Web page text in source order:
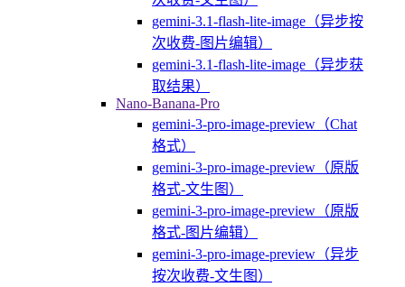
gemini-3.1-flash-lite-image（异步按
次收费-图片编辑）
gemini-3.1-flash-lite-image（异步获
取结果）
Nano-Banana-Pro
gemini-3-pro-image-preview（Chat
格式）
gemini-3-pro-image-preview（原版
格式-文生图）
gemini-3-pro-image-preview（原版
格式-图片编辑）
gemini-3-pro-image-preview（异步
按次收费-文生图）